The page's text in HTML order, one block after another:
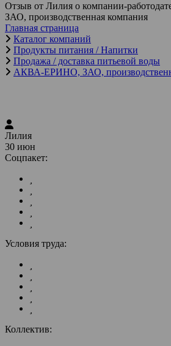
Отзыв от Лилия о компании-
ЗАО, производственная компания
Главная страница
Каталог компаний
Продукты питания / Напитки
Продажа / доставка питьевой воды
АКВА-ЕРИНО, ЗАО,
Лилия
30 июн
Соцпакет:
Условия труда:
Коллектив: